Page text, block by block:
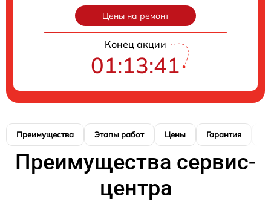
Цены на ремонт
Конец акции
01:13:40
Преимущества Этапы работ Цены Гарантия
Преимущества сервис-
центра